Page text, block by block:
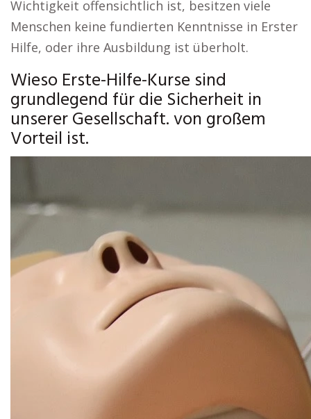
Wichtigkeit offensichtlich ist, besitzen viele
Menschen keine fundierten Kenntnisse in Erster
Hilfe, oder ihre Ausbildung ist überholt.
Wieso Erste-Hilfe-Kurse sind
grundlegend für die Sicherheit in
unserer Gesellschaft. von großem
Vorteil ist.